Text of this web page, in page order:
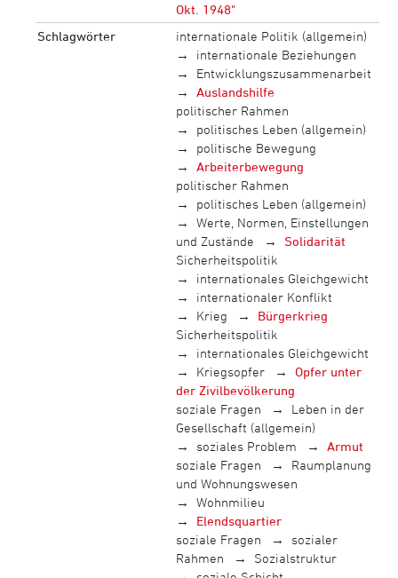
Okt. 1948"
Schlagwörter
internationale Politik (allgemein)
internationale Beziehungen
Entwicklungszusammenarbeit
Auslandshilfe
politischer Rahmen
politisches Leben (allgemein)
politische Bewegung
Arbeiterbewegung
politischer Rahmen
politisches Leben (allgemein)
Werte, Normen, Einstellungen
und Zustände
Solidarität
Sicherheitspolitik
internationales Gleichgewicht
internationaler Konflikt
Krieg
Bürgerkrieg
Sicherheitspolitik
internationales Gleichgewicht
Kriegsopfer
Opfer unter
der Zivilbevölkerung
soziale Fragen
Leben in der
Gesellschaft (allgemein)
soziales Problem
Armut
soziale Fragen
Raumplanung
und Wohnungswesen
Wohnmilieu
Elendsquartier
soziale Fragen
sozialer
Rahmen
Sozialstruktur